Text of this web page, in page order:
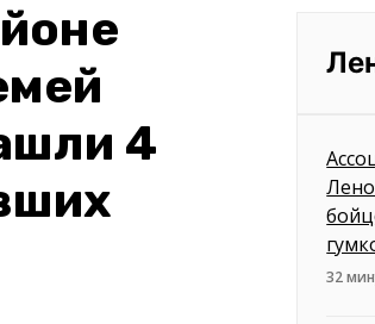
4
32